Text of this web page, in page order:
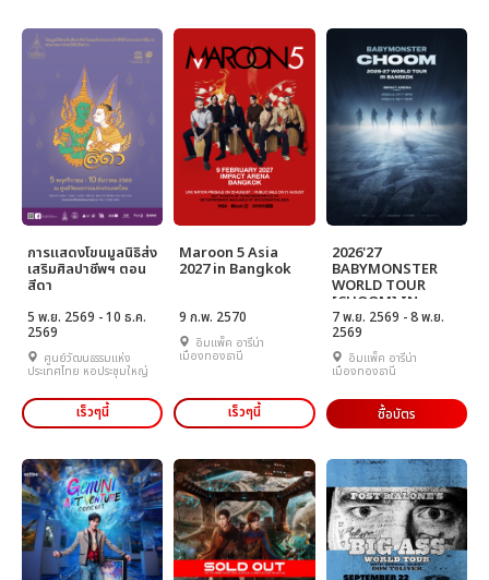
การแสดงโขนมูลนิธิส่ง
เสริมศิลปาชีพฯ ตอน
สีดา
5 พ.ย. 2569 - 10 ธ.ค.
2569
ศูนย์วัฒนธรรมแห่ง
ประเทศไทย หอประชุมใหญ่
เร็วๆนี้
Maroon 5 Asia
2027 in Bangkok
9 ก.พ. 2570
อิมแพ็ค อารีน่า
เมืองทองธานี
เร็วๆนี้
2026'27
BABYMONSTER
WORLD TOUR
[CHOOM] IN
BANGKOK
7 พ.ย. 2569 - 8 พ.ย.
2569
อิมแพ็ค อารีน่า
เมืองทองธานี
ซื้อบัตร